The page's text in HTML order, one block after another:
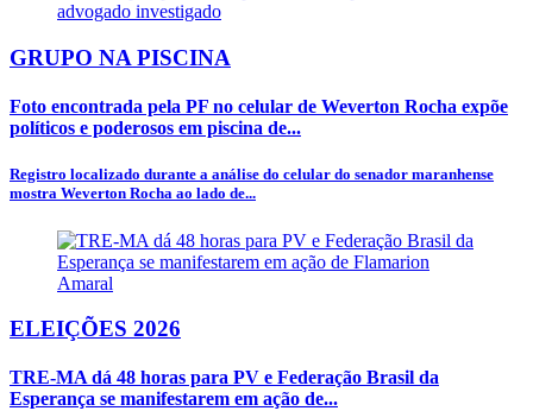
GRUPO NA PISCINA
Foto encontrada pela PF no celular de Weverton Rocha expõe
políticos e poderosos em piscina de...
Registro localizado durante a análise do celular do senador maranhense
mostra Weverton Rocha ao lado de...
ELEIÇÕES 2026
TRE-MA dá 48 horas para PV e Federação Brasil da
Esperança se manifestarem em ação de...